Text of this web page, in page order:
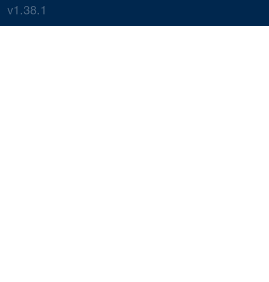
v1.38.1